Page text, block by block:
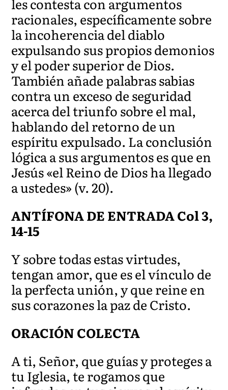
les contesta con argumentos
racionales, específicamente sobre
la incoherencia del diablo
expulsando sus propios demonios
y el poder superior de Dios.
También añade palabras sabias
contra un exceso de seguridad
acerca del triunfo sobre el mal,
hablando del retorno de un
espíritu expulsado. La conclusión
lógica a sus argumentos es que en
Jesús «el Reino de Dios ha llegado
a ustedes» (v. 20).
ANTÍFONA DE ENTRADA Col 3,
14-15
Y sobre todas estas virtudes,
tengan amor, que es el vínculo de
la perfecta unión, y que reine en
sus corazones la paz de Cristo.
ORACIÓN COLECTA
A ti, Señor, que guías y proteges a
tu Iglesia, te rogamos que